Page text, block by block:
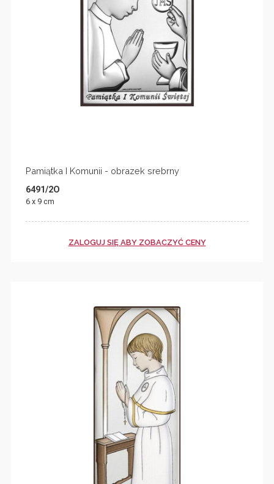
Pamiątka I Komunii - obrazek srebrny
6491/2O
6 x 9 cm
ZALOGUJ SIĘ ABY ZOBACZYĆ CENY